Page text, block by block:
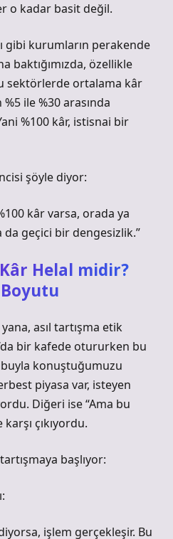
o kadar basit değil.
gibi kurumların perakende
baktığımızda, özellikle
sektörlerde ortalama kâr
ile %30 arasında
%100 kâr, istisnai bir
şöyle diyor:
kâr varsa, orada ya
geçici bir dengesizlik.”
Helal midir?
asıl tartışma etik
bir kafede otururken bu
konuştuğumuzu
piyasa var, isteyen
Diğeri ise “Ama bu
çıkıyordu.
başlıyor:
işlem gerçekleşir. Bu